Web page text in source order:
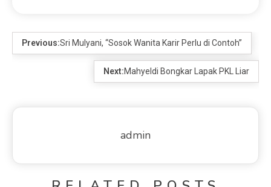
Previous:Sri Mulyani, “Sosok Wanita Karir Perlu di Contoh”
Next:Mahyeldi Bongkar Lapak PKL Liar
admin